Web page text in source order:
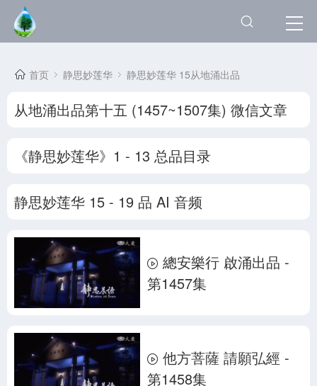
首页 静思妙莲华 静思妙莲华 15从地涌出品
从地涌出品第十五 (1457~1507集) 微信文章
《静思妙莲华》1 - 13 总品目录
静思妙莲华 15 - 19 品 AI 音频
總安樂行 啟涌出品 -
第1457集
他方菩薩 請願弘經 -
第1458集